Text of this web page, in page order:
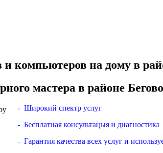
и компьютеров на дому в
мастера в районе
- Широкий спектр услуг
- Бесплатная консультацыя и диагностика
- Гарантия качества всех услуг и